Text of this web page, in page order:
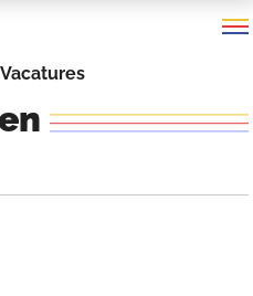
Vacatures